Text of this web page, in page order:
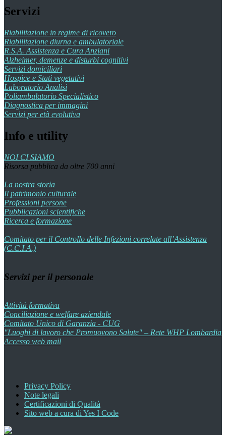
Servizi
Riabilitazione in regime di ricovero
Riabilitazione diurna e ambulatoriale
R.S.A. Assistenza e Cura Anziani
Alzheimer, demenze e disturbi cognitivi
Servizi domiciliari
Hospice e Stati vegetativi
Laboratorio Analisi
Poliambulatorio Specialistico
Diagnostica per immagini
Servizi per età evolutiva
Info e utility
NOI CI SIAMO
Risorsa pubblica da oltre 700 anni
La nostra storia
Il patrimonio culturale
Professioni persone
Pubblicazioni scientifiche
Ricerca e formazione
Comitato per il Controllo delle Infezioni correlate all’Assistenza
(C.C.I.A.)
Servizi per il personale
Attività formativa
Conciliazione e welfare aziendale
Comitato Unico di Garanzia - CUG
"Luoghi di lavoro che Promuovono Salute" – Rete WHP Lombardia
Accesso web mail
Privacy Policy
Note legali
Certificazioni di Qualità
Sito web a cura di Yes I Code